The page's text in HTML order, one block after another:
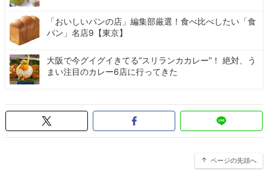
「おいしいパンの店」編集部厳選！食べ比べしたい「食
パン」名店9【東京】
大阪で今グイグイきてる“スリランカカレー”！ 絶対、う
まい注目のカレー6店に行ってきた
ページの先頭へ